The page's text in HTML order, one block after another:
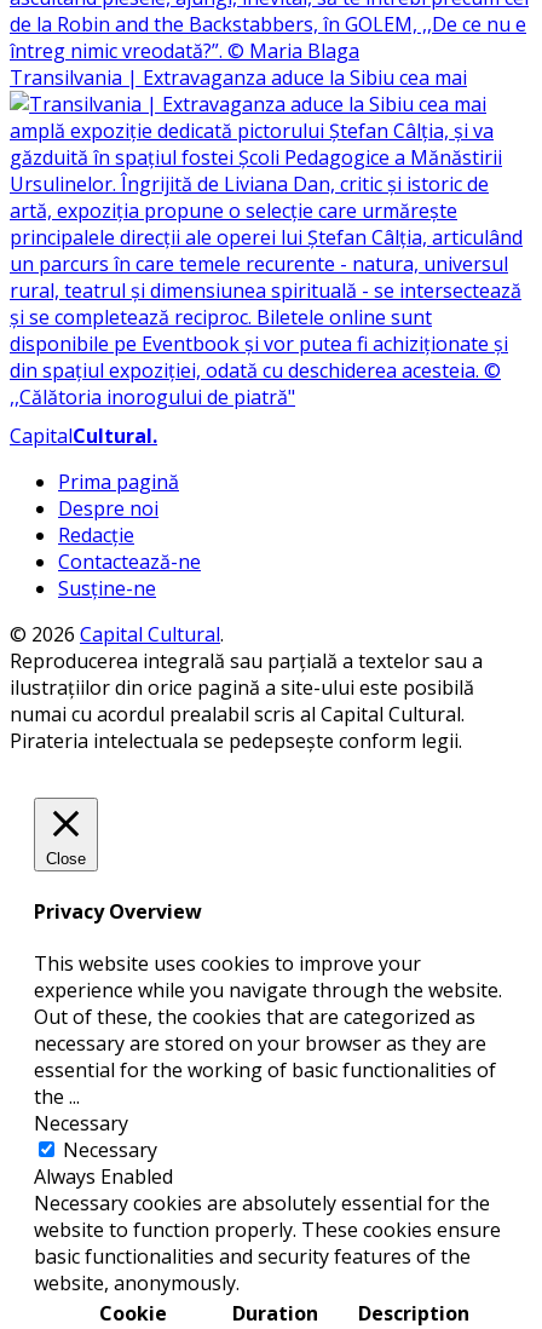
Transilvania | Extravaganza aduce la Sibiu cea mai
CapitalCultural.
Prima pagină
Despre noi
Redacție
Contactează-ne
Susține-ne
© 2026 Capital Cultural.
Reproducerea integrală sau parțială a textelor sau a
ilustrațiilor din orice pagină a site-ului este posibilă
numai cu acordul prealabil scris al Capital Cultural.
Pirateria intelectuala se pedepsește conform legii.
Close
Privacy Overview
This website uses cookies to improve your
experience while you navigate through the website.
Out of these, the cookies that are categorized as
necessary are stored on your browser as they are
essential for the working of basic functionalities of
the ...
Necessary
Necessary
Always Enabled
Necessary cookies are absolutely essential for the
website to function properly. These cookies ensure
basic functionalities and security features of the
website, anonymously.
Cookie
Duration Description